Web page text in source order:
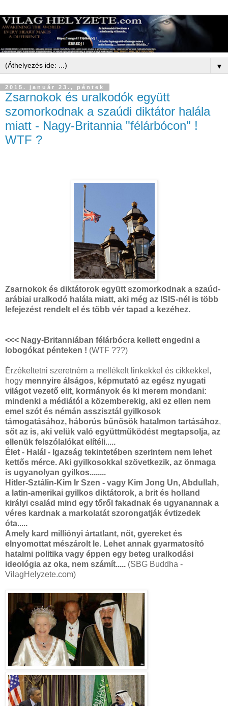
▼
2015. január 23., péntek
Zsarnokok és uralkodók együtt
szomorkodnak a szaúdi diktátor halála
miatt - Nagy-Britannia "félárbócon" !
WTF ?
Zsarnokok és diktátorok együtt szomorkodnak a szaúd-
arábiai uralkodó halála miatt, aki még az ISIS-nél is több
lefejezést rendelt el és több vér tapad a kezéhez.
<<< Nagy-Britanniában félárbócra kellett engedni a
lobogókat pénteken ! (WTF ???)
Érzékeltetni szeretném a mellékelt linkekkel és cikkekkel,
hogy mennyire álságos, képmutató az egész nyugati
világot vezető elit, kormányok és ki merem mondani:
mindenki a médiától a közemberekig, aki ez ellen nem
emel szót és némán asszisztál gyilkosok
támogatásához, háborús bűnösök hatalmon tartásához,
sőt az is, aki velük való együttműködést megtapsolja, az
ellenük felszólalókat elítéli.....
Élet - Halál - Igazság tekintetében szerintem nem lehet
kettős mérce. Aki gyilkosokkal szövetkezik, az önmaga
is ugyanolyan gyilkos........
Hitler-Sztálin-Kim Ir Szen - vagy Kim Jong Un, Abdullah,
a latin-amerikai gyilkos diktátorok, a brit és holland
királyi család mind egy tőről fakadnak és ugyanannak a
véres kardnak a markolatát szorongatják évtizedek
óta.....
Amely kard milliónyi ártatlant, nőt, gyereket és
elnyomottat mészárolt le. Lehet annak gyarmatosító
hatalmi politika vagy éppen egy beteg uralkodási
ideológia az oka, nem számít..... (SBG Buddha -
VilagHelyzete.com)